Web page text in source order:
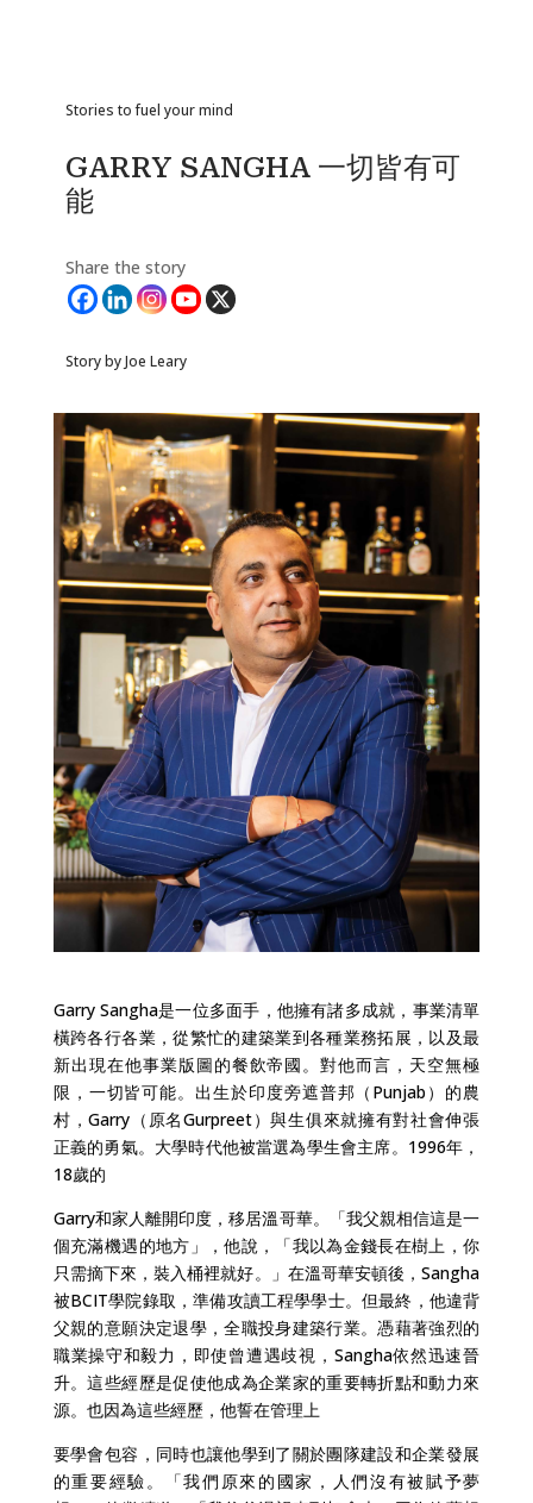
Stories to fuel your mind
GARRY SANGHA 一切皆有可
能
Share the story
Story by Joe Leary
Garry Sangha是一位多面手，他擁有諸多成就，事業清單
橫跨各行各業，從繁忙的建築業到各種業務拓展，以及最
新出現在他事業版圖的餐飲帝國。對他而言，天空無極
限，一切皆可能。出生於印度旁遮普邦（Punjab）的農
村，Garry（原名Gurpreet）與生俱來就擁有對社會伸張
正義的勇氣。大學時代他被當選為學生會主席。1996年，
18歲的
Garry和家人離開印度，移居溫哥華。「我父親相信這是一
個充滿機遇的地方」，他說，「我以為金錢長在樹上，你
只需摘下來，裝入桶裡就好。」在溫哥華安頓後，Sangha
被BCIT學院錄取，準備攻讀工程學學士。但最終，他違背
父親的意願決定退學，全職投身建築行業。憑藉著強烈的
職業操守和毅力，即使曾遭遇歧視，Sangha依然迅速晉
升。這些經歷是促使他成為企業家的重要轉折點和動力來
源。也因為這些經歷，他誓在管理上
要學會包容，同時也讓他學到了關於團隊建設和企業發展
的重要經驗。「我們原來的國家，人們沒有被賦予夢